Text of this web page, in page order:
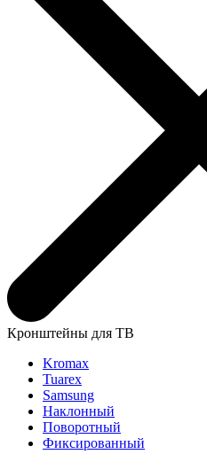
Кронштейны для ТВ
Kromax
Tuarex
Samsung
Наклонный
Поворотный
Фиксированный